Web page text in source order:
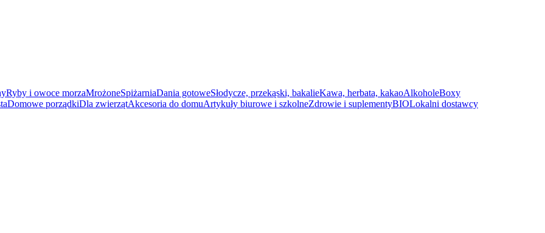
Ryby i owoce morzaMrożoneSpiżarniaDania gotoweSłodycze, przekąski, bakalieKawa, herbata, kakaoAlkoholeBoxy
Domowe porządkiDla zwierzątAkcesoria do domuArtykuły biurowe i szkolneZdrowie i suplementyBIOLokalni dostawcy